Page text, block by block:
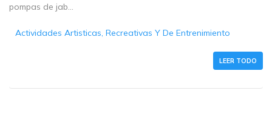
pompas de jab...
Actividades Artisticas, Recreativas Y De Entrenimiento
LEER TODO